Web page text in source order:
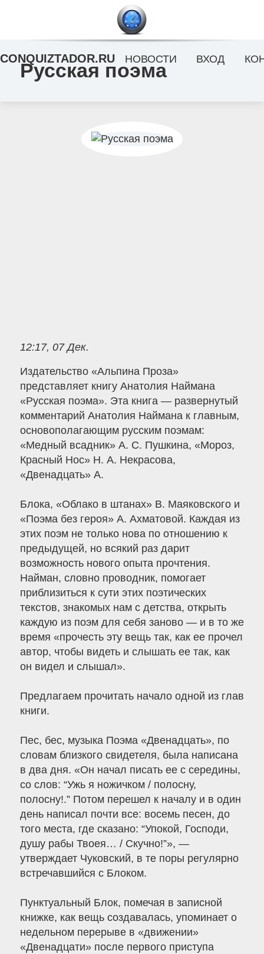
Русская поэма
12:17, 07 Дек.
Издательство «Альпина Проза»
представляет книгу Анатолия Наймана
«Русская поэма». Эта книга — развернутый
комментарий Анатолия Наймана к главным,
основополагающим русским поэмам:
«Медный всадник» А. С. Пушкина, «Мороз,
Красный Нос» Н. А. Некрасова,
«Двенадцать» А.
Блока, «Облако в штанах» В. Маяковского и
«Поэма без героя» А. Ахматовой. Каждая из
этих поэм не только нова по отношению к
предыдущей, но всякий раз дарит
возможность нового опыта прочтения.
Найман, словно проводник, помогает
приблизиться к сути этих поэтических
текстов, знакомых нам с детства, открыть
каждую из поэм для себя заново — и в то же
время «прочесть эту вещь так, как ее прочел
автор, чтобы видеть и слышать ее так, как
он видел и слышал».
Предлагаем прочитать начало одной из глав
книги.
Пес, бес, музыка Поэма «Двенадцать», по
словам близкого свидетеля, была написана
в два дня. «Он начал писать ее с середины,
со слов: “Ужь я ножичком / полосну,
полосну!.” Потом перешел к началу и в один
день написал почти все: восемь песен, до
того места, где сказано: “Упокой, Господи,
душу рабы Твоея… / Скучно!”», —
утверждает Чуковский, в те поры регулярно
встречавшийся с Блоком.
Пунктуальный Блок, помечая в записной
книжке, как вещь создавалась, упоминает о
недельном перерыве в «движении»
«Двенадцати» после первого приступа
CONQUIZTADOR.RU НОВОСТИ ВХОД